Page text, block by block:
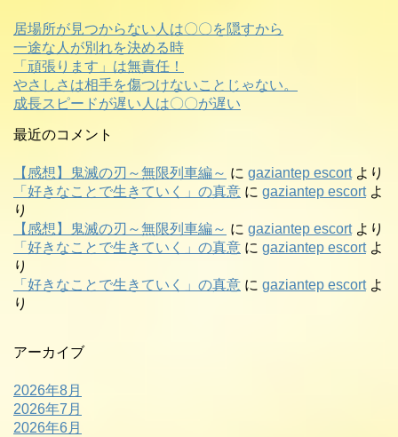
居場所が見つからない人は〇〇を隠すから
一途な人が別れを決める時
「頑張ります」は無責任！
やさしさは相手を傷つけないことじゃない。
成長スピードが遅い人は〇〇が遅い
最近のコメント
【感想】鬼滅の刃～無限列車編～ に gaziantep escortより
「好きなことで生きていく」の真意 に gaziantep escortよ
り
【感想】鬼滅の刃～無限列車編～ に gaziantep escortより
「好きなことで生きていく」の真意 に gaziantep escortよ
り
「好きなことで生きていく」の真意 に gaziantep escortよ
り
アーカイブ
2026年8月
2026年7月
2026年6月